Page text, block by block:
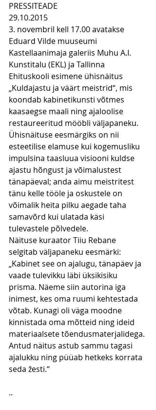
PRESSITEADE
29.10.2015
3. novembril kell 17.00 avatakse
Eduard Vilde muuseumi
Kastellaanimaja galeriis Muhu A.I.
Kunstitalu (EKL) ja Tallinna
Ehituskooli esimene ühisnäitus
„Kuldajastu ja väärt meistrid“, mis
koondab kabinetikunsti võtmes
kaasaegse maali ning ajaloolise
restaureeritud mööbli väljapaneku.
Ühisnäituse eesmärgiks on nii
esteetilise elamuse kui kogemusliku
impulsina taasluua visiooni kuldse
ajastu hõngust ja võimalustest
tänapäeval; anda aimu meistritest
tänu kelle tööle ja oskustele on
võimalik heita pilku aegade taha
samavõrd kui ulatada käsi
tulevastele põlvedele.
Näituse kuraator Tiiu Rebane
selgitab väljapaneku eesmärki:
„Kabinet see on ajalugu, tänapäev ja
vaade tulevikku läbi üksikisiku
prisma. Näeme siin autorina iga
inimest, kes oma ruumi kehtestada
võtab. Kunagi oli väga moodne
kinnistada oma mõtteid ning ideid
materiaalsete tõendusmaterjalidega.
Antud näitus astub sammu tagasi
ajalukku ning püüab hetkeks korrata
seda žesti.“
..